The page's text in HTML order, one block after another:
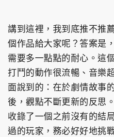
講到這裡，我到底推不推
個作品給大家呢？答案是
需要多一點點的耐心。這
打鬥的動作很流暢、音樂
面說到的：在於劇情故事
後，觀點不斷更新的反思
收錄了一個之前沒有的結
過的玩家，務必好好地挑